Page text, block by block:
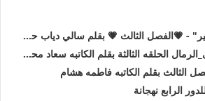
💗الفصل الثالث 💗 بقلم سالي دياب حصريه وجديده
الثالثة بقلم الكاتبه سعاد محمد سلامه حصريه وجديده
الثالث بقلم الكاتبه فاطمه هشام
الرابع نهجانة